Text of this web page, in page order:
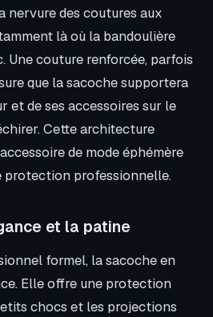
nervure des coutures aux
là où la bandoulière
Une couture renforcée, parfois
que la sacoche supportera
et de ses accessoires sur le
Cette architecture
de mode éphémère
protection professionnelle.
et la patine
formel, la sacoche en
Elle offre une protection
chocs et les projections